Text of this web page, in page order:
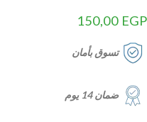
150,00 EGP
تسوق بأمان
ضمان 14 يوم